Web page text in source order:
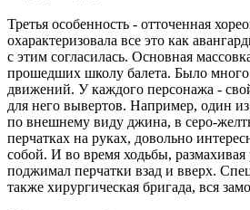
Третья особенность - отточенная
охарактеризовала все это как
с этим согласилась. Основная
прошедших школу балета. Было
движений. У каждого персонажа -
для него вывертов. Например, один
по внешнему виду джина, в серо-
перчатках на руках, довольно
собой. И во время ходьбы,
поджимал перчатки взад и вверх.
также хирургическая бригада, вся